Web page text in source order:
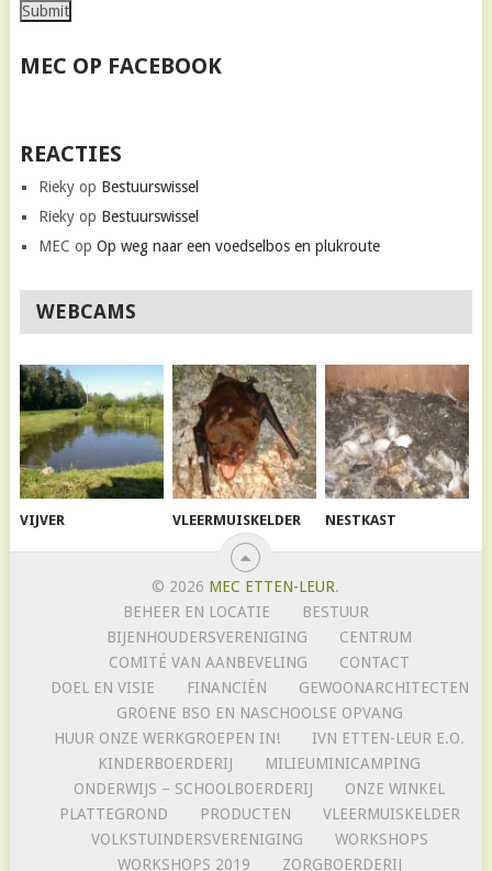
MEC OP FACEBOOK
REACTIES
Riekyop Bestuurswissel
Riekyop Bestuurswissel
MEC op Op weg naar een voedselbos en plukroute
WEBCAMS
VIJVER VLEERMUISKELDER NESTKAST
© 2026 MEC ETTEN-LEUR.
BEHEER EN LOCATIE
BESTUUR
BIJENHOUDERSVERENIGING
CENTRUM
COMITÉ VAN AANBEVELING
CONTACT
DOEL EN VISIE
FINANCIËN
GEWOONARCHITECTEN
GROENE BSO EN NASCHOOLSE OPVANG
HUUR ONZE WERKGROEPEN IN!
IVN ETTEN-LEUR E.O.
KINDERBOERDERIJ
MILIEUMINICAMPING
ONDERWIJS – SCHOOLBOERDERIJ
ONZE WINKEL
PLATTEGROND
PRODUCTEN
VLEERMUISKELDER
VOLKSTUINDERSVERENIGING
WORKSHOPS
WORKSHOPS 2019
ZORGBOERDERIJ